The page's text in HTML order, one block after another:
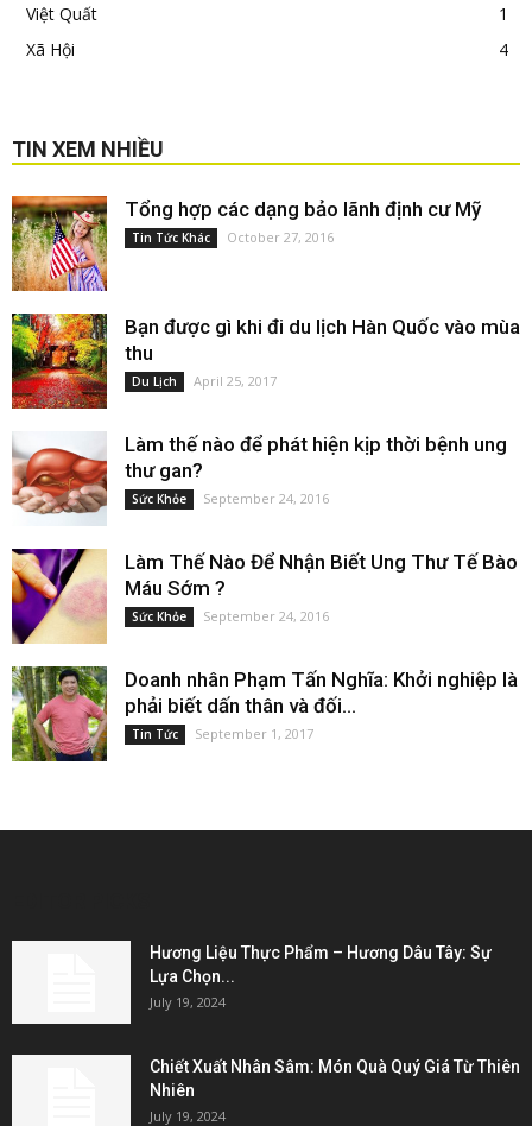
Việt Quất
1
Xã Hội
4
TIN XEM NHIỀU
Tổng hợp các dạng bảo lãnh định cư Mỹ
Tin Tức Khác October 27, 2016
Bạn được gì khi đi du lịch Hàn Quốc vào mùa
thu
Du Lịch April 25, 2017
Làm thế nào để phát hiện kịp thời bệnh ung
thư gan?
Sức Khỏe September 24, 2016
Làm Thế Nào Để Nhận Biết Ung Thư Tế Bào
Máu Sớm ?
Sức Khỏe September 24, 2016
Doanh nhân Phạm Tấn Nghĩa: Khởi nghiệp là
phải biết dấn thân và đối...
Tin Tức September 1, 2017
Hương Liệu Thực Phẩm – Hương Dâu Tây: Sự
Lựa Chọn...
July 19, 2024
Chiết Xuất Nhân Sâm: Món Quà Quý Giá Từ Thiên
Nhiên
July 19, 2024